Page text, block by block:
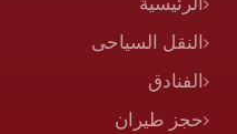
النقل السياحى
الفنادق
حجز طيران